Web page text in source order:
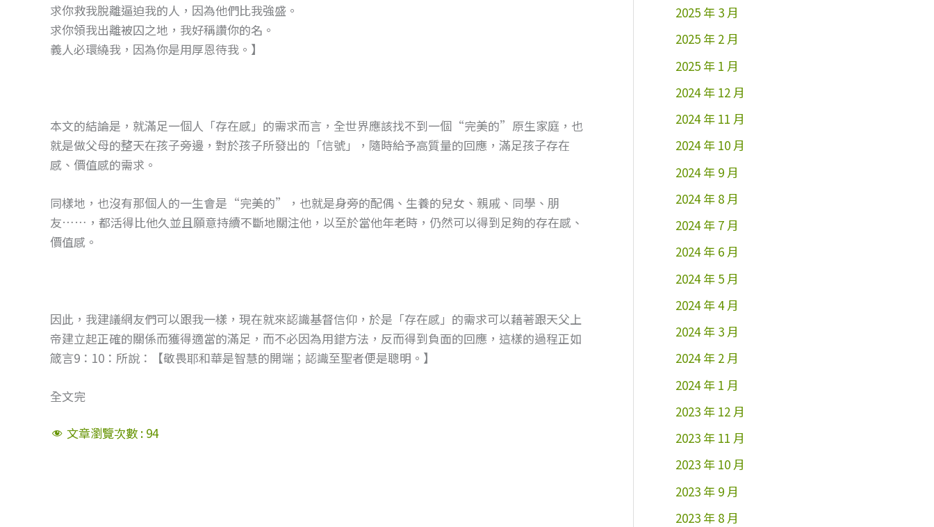
求你救我脫離逼迫我的人，因為他們比我強盛。
求你領我出離被囚之地，我好稱讚你的名。
義人必環繞我，因為你是用厚恩待我。】
本文的結論是，就滿足一個人「存在感」的需求而言，全世界應該找不到一個“完美的”原生家庭，也
就是做父母的整天在孩子旁邊，對於孩子所發出的「信號」，隨時給予高質量的回應，滿足孩子存在
感、價值感的需求。
同樣地，也沒有那個人的一生會是“完美的”，也就是身旁的配偶、生養的兒女、親戚、同學、朋
友……，都活得比他久並且願意持續不斷地關注他，以至於當他年老時，仍然可以得到足夠的存在感、
價值感。
因此，我建議網友們可以跟我一樣，現在就來認識基督信仰，於是「存在感」的需求可以藉著跟天父上
帝建立起正確的關係而獲得適當的滿足，而不必因為用錯方法，反而得到負面的回應，這樣的過程正如
箴言9：10：所說：【敬畏耶和華是智慧的開端；認識至聖者便是聰明。】
全文完
文章瀏覽次數 : 94
2025 年 3 月
2025 年 2 月
2025 年 1 月
2024 年 12 月
2024 年 11 月
2024 年 10 月
2024 年 9 月
2024 年 8 月
2024 年 7 月
2024 年 6 月
2024 年 5 月
2024 年 4 月
2024 年 3 月
2024 年 2 月
2024 年 1 月
2023 年 12 月
2023 年 11 月
2023 年 10 月
2023 年 9 月
2023 年 8 月